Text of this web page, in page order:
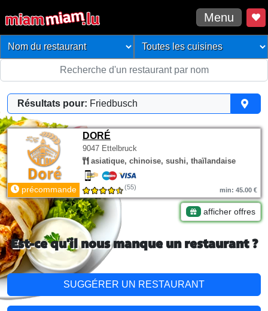
Menu
Résultats pour: Friedbusch
DORÉ
9047 Ettelbruck
asiatique, chinoise, sushi, thaïlandaise
précommande (55) min: 45.00 €
afficher offres
Est-ce qu'il nous manque un restaurant ?
SUGGÉRER UN RESTAURANT